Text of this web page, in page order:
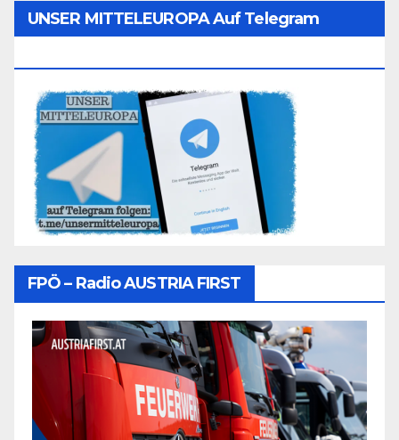
UNSER MITTELEUROPA Auf Telegram
FPÖ – Radio AUSTRIA FIRST